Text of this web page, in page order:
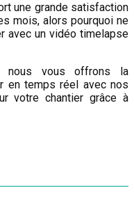
une grande satisfaction
mois, alors pourquoi ne
avec un vidéo timelapse
nous vous offrons la
en temps réel avec nos
votre chantier grâce à